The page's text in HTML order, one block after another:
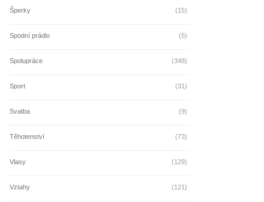
Šperky (15)
Spodní prádlo (5)
Spolupráce (348)
Sport (31)
Svatba (9)
Těhotenství (73)
Vlasy (129)
Vztahy (121)